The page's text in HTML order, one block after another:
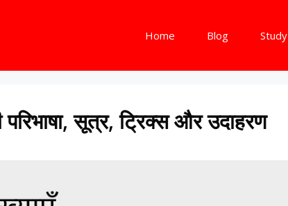
Home Blog Study
सूत्र, ट्रिक्स और उदाहरण